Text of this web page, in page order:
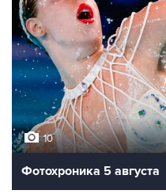
10
Фотохроника 5 августа